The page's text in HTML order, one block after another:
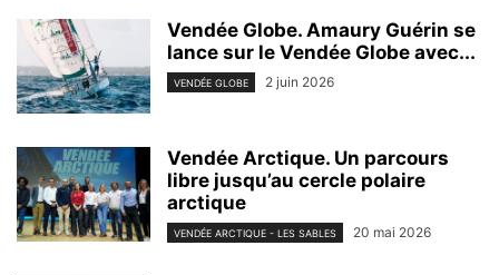
Vendée Globe. Amaury Guérin se
lance sur le Vendée Globe avec...
VENDÉE GLOBE 2 juin 2026
Vendée Arctique. Un parcours
libre jusqu’au cercle polaire
arctique
VENDÉE ARCTIQUE - LES SABLES 20 mai 2026